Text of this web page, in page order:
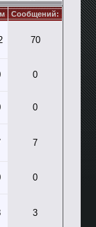
Сообщений:
70
0
0
7
0
3